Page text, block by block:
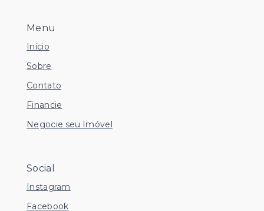
Menu
Início
Sobre
Contato
Financie
Negocie seu Imóvel
Social
Instagram
Facebook